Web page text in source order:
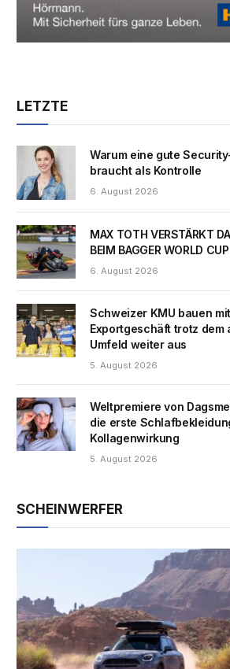
LETZTE
Warum eine gute
braucht als Kontrolle
6. August 2026
MAX TOTH VERSTÄRKT
BEIM BAGGER WORLD
6. August 2026
Schweizer KMU bauen
Exportgeschäft trotz dem
Umfeld weiter aus
5. August 2026
Weltpremiere von
die erste
Kollagenwirkung
5. August 2026
SCHEINWERFER